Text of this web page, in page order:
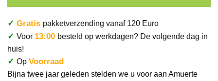
✓ Gratis pakketverzending vanaf 120 Euro
✓ Voor 13:00 besteld op werkdagen? De volgende dag in
huis!
✓ Op Voorraad
Bijna twee jaar geleden stelden we u voor aan Amuerte